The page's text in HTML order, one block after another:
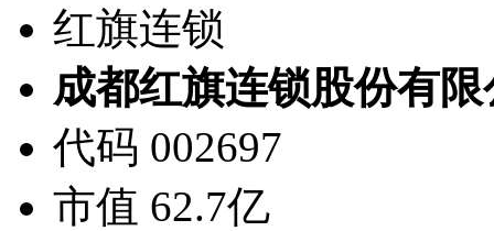
红旗连锁
成都红旗连锁股份有限
代码 002697
市值 62.7亿